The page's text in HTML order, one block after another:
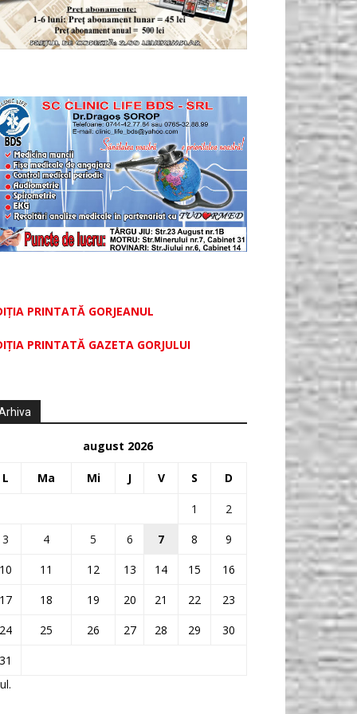
PRINTATĂ GORJEANUL
PRINTATĂ GAZETA GORJULUI
august 2026
L Ma Mi J V S D
1
2
3
4 5 6 7 8
9
11 12 13 14 15
16
18 19 20 21 22
23
25 26 27 28 29
30